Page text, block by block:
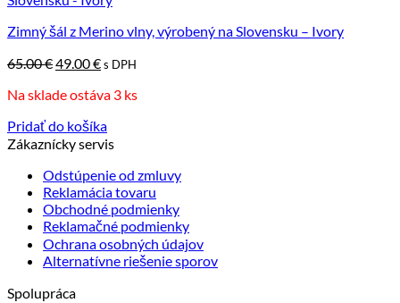
Zimný šál z Merino vlny, výrobený na Slovensku – Ivory
65.00€Pôvodná
bola:
49.00€Aktuálna
je:
s DPH
Na sklade ostáva 3 ks
Pridať do košíka
Zákaznícky servis
Odstúpenie od zmluvy
Reklamácia tovaru
Obchodné podmienky
Reklamačné podmienky
Ochrana osobných údajov
Alternatívne riešenie sporov
Spolupráca